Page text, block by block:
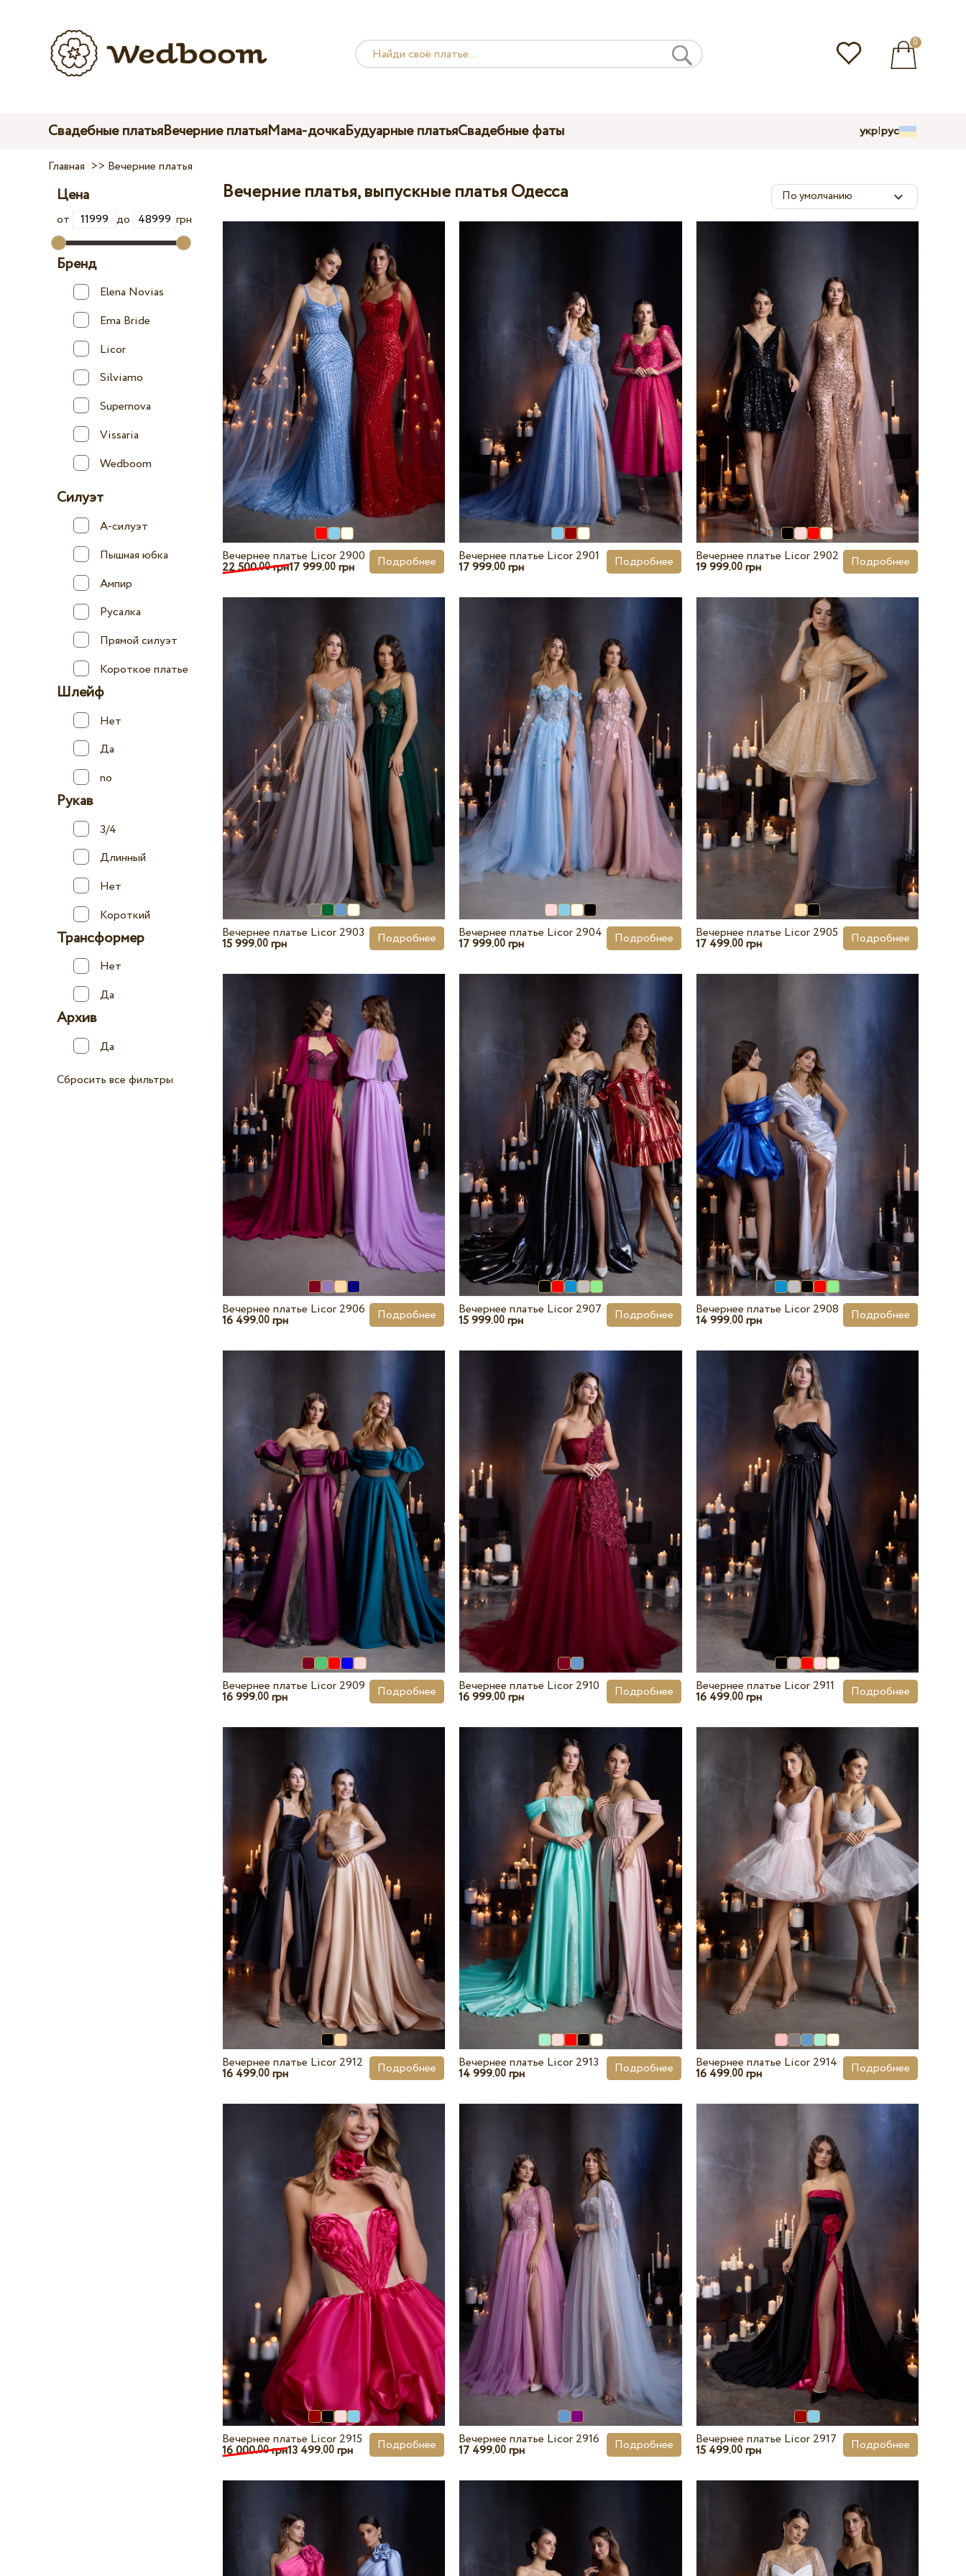
0
Свадебные платьяВечерние платьяМама-дочкаБудуарные платьяСвадебные фаты укр|рус
Главная >> Вечерние платья
Цена
от до грн
Бренд
Elena Novias
Ema Bride
Licor
Silviamo
Supernova
Vissaria
Wedboom
Силуэт
А-силуэт
Пышная юбка
Ампир
Русалка
Прямой силуэт
Короткое платье
Шлейф
Нет
Да
no
Рукав
3/4
Длинный
Нет
Короткий
Трансформер
Нет
Да
Архив
Да
Сбросить все фильтры
Вечерние платья, выпускные платья Одесса
Вечернее платье Licor 2900
22 500.00грн17 999.00 грн Подробнее Вечернее платье Licor 2901
17 999.00 грн Подробнее Вечернее платье Licor 2902
19 999.00грн Подробнее
Вечернее платье Licor 2903
15 999.00 грн Подробнее Вечернее платье Licor 2904
17 999.00 грн Подробнее Вечернее платье Licor 2905
17 499.00грн Подробнее
Вечернее платье Licor 2906
16 499.00 грн Подробнее Вечернее платье Licor 2907
15 999.00 грн Подробнее Вечернее платье Licor 2908
14 999.00грн Подробнее
Вечернее платье Licor 2909
16 999.00 грн Подробнее Вечернее платье Licor 2910
16 999.00 грн Подробнее Вечернее платье Licor 2911
16 499.00грн Подробнее
Вечернее платье Licor 2912
16 499.00 грн Подробнее Вечернее платье Licor 2913
14 999.00 грн Подробнее Вечернее платье Licor 2914
16 499.00грн Подробнее
Вечернее платье Licor 2915
16 000.00грн13 499.00 грн Подробнее Вечернее платье Licor 2916
17 499.00 грн Подробнее Вечернее платье Licor 2917
15 499.00грн Подробнее